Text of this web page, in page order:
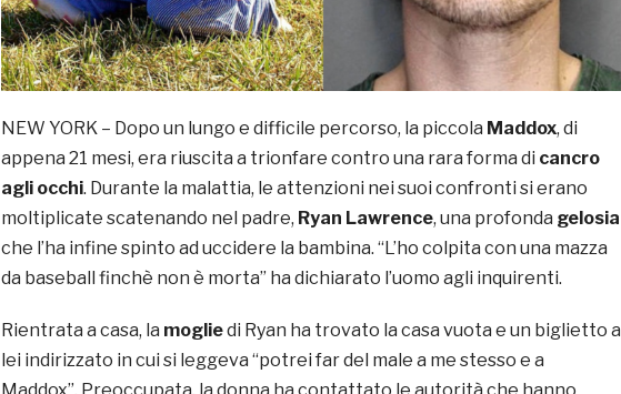
NEW YORK – Dopo un lungo e difficile percorso, la piccola Maddox, di
appena 21 mesi, era riuscita a trionfare contro una rara forma di cancro
agli occhi. Durante la malattia, le attenzioni nei suoi confronti si erano
moltiplicate scatenando nel padre, Ryan Lawrence, una profonda gelosia
che l’ha infine spinto ad uccidere la bambina. “L’ho colpita con una mazza
da baseball finchè non è morta” ha dichiarato l’uomo agli inquirenti.
Rientrata a casa, la mogliedi Ryan ha trovato la casa vuota e un biglietto a
lei indirizzato in cui si leggeva “potrei far del male a me stesso e a
Maddox”. Preoccupata, la donna ha contattato le autorità che hanno